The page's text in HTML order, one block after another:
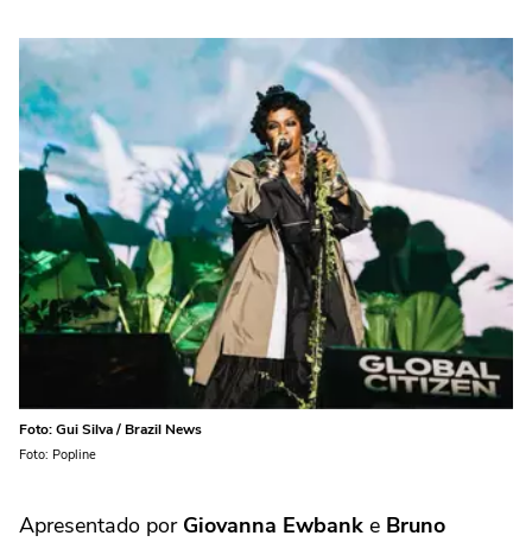
Foto: Gui Silva / Brazil News
Foto: Popline
Apresentado por Giovanna Ewbank e Bruno